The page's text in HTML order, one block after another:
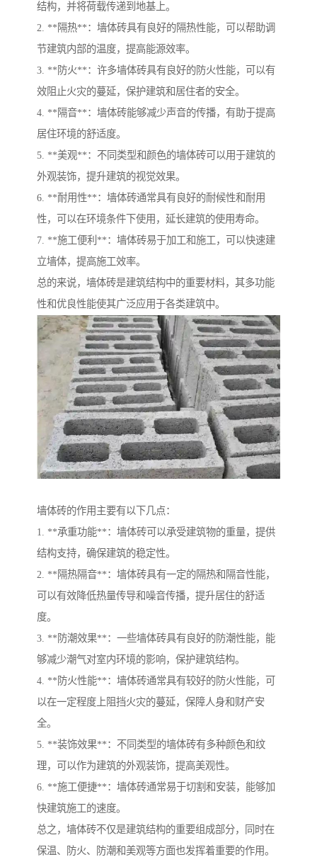
结构，并将荷载传递到地基上。
2. **隔热**：墙体砖具有良好的隔热性能，可以帮助调
节建筑内部的温度，提高能源效率。
3. **防火**：许多墙体砖具有良好的防火性能，可以有
效阻止火灾的蔓延，保护建筑和居住者的安全。
4. **隔音**：墙体砖能够减少声音的传播，有助于提高
居住环境的舒适度。
5. **美观**：不同类型和颜色的墙体砖可以用于建筑的
外观装饰，提升建筑的视觉效果。
6. **耐用性**：墙体砖通常具有良好的耐候性和耐用
性，可以在环境条件下使用，延长建筑的使用寿命。
7. **施工便利**：墙体砖易于加工和施工，可以快速建
立墙体，提高施工效率。
总的来说，墙体砖是建筑结构中的重要材料，其多功能
性和优良性能使其广泛应用于各类建筑中。
墙体砖的作用主要有以下几点：
1. **承重功能**：墙体砖可以承受建筑物的重量，提供
结构支持，确保建筑的稳定性。
2. **隔热隔音**：墙体砖具有一定的隔热和隔音性能，
可以有效降低热量传导和噪音传播，提升居住的舒适
度。
3. **防潮效果**：一些墙体砖具有良好的防潮性能，能
够减少潮气对室内环境的影响，保护建筑结构。
4. **防火性能**：墙体砖通常具有较好的防火性能，可
以在一定程度上阻挡火灾的蔓延，保障人身和财产安
全。
5. **装饰效果**：不同类型的墙体砖有多种颜色和纹
理，可以作为建筑的外观装饰，提高美观性。
6. **施工便捷**：墙体砖通常易于切割和安装，能够加
快建筑施工的速度。
总之，墙体砖不仅是建筑结构的重要组成部分，同时在
保温、防火、防潮和美观等方面也发挥着重要的作用。